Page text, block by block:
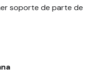
soporte de parte de